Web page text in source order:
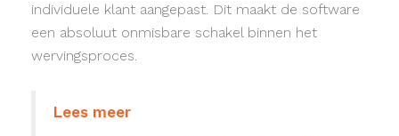
individuele klant aangepast. Dit maakt de software
een absoluut onmisbare schakel binnen het
wervingsproces.
Lees meer